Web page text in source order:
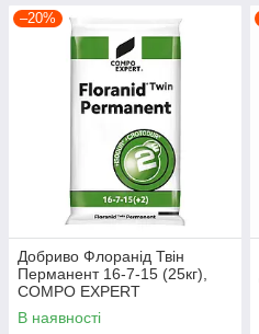
–20%
Добриво Флоранід Твін
Перманент 16-7-15 (25кг),
COMPO EXPERT
В наявності